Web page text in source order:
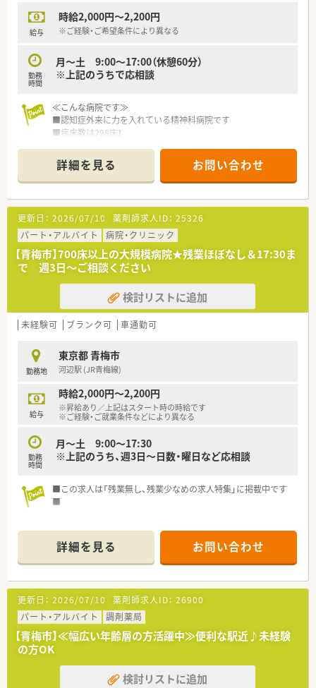
■医薬品管理、医薬品情報管理
給与
時給2,000円～2,200円
※ご経験・ご希望条件により異なる
勤務
時間
月～土 9:00～17:00（休憩60分）
※上記のうちで応相談
≪こんな病院です≫
■認知症外来に力を入れている精神科病院です
■病床数は298床！
力をいれております
≪業務内容≫
■入院患者の調剤がメイン。薬歴管理、持参薬の鑑別等も行いま
す。
■病棟での服薬指導も行っていただきます。
≪おすすめポイント≫
■車通勤可能です。
■病院未経験の方も歓迎！
■土曜日休みもOK！
ご家庭との両立を希望されている方にもオススメです。
詳細を見る お問い合わせ
更新日： 2026/07/10 薬剤師求人ID： 25326
パート・アルバイト
病院・クリニック
【青梅市】700床以上の大規模病院★残業ほぼなし＆17:30ま
で 週3日～ご相談ください
検討リストに追加
未経験可 ブランク可 車通勤可
勤務地
東京都 青梅市
河辺駅 (JR青梅線)
給与
時給2,000円～2,200円
※昇給あり／上記はスタート時の時給です
※ご経験・ご就業条件などにより異なる
勤務
時間
月～土 9:00～17:30
※上記のうち、週3日～日数・曜日など応相談
■この求人は「残業無し、残業少なめの求人特集」に掲載中です
■
詳細を見る お問い合わせ
更新日： 2026/07/10 薬剤師求人ID： 26900
パート・アルバイト
調剤薬局
【青梅市】≪幅広い年齢層の方活躍中≫便利な駅近♪未経験
の方OK
検討リストに追加